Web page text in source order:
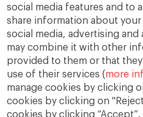
social media features and to
share information about
social media, advertising
may combine it with other
provided to them or that
use of their services (more
manage cookies by clicking
cookies by clicking on
cookies by clicking “Accept”.
学長(24)
授業(130)
新型コロナウィルス (22)
課外活動 (140)